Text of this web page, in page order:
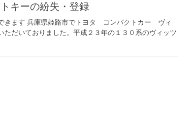
キーの紛失・登録
きます 兵庫県姫路市でトヨタ コンパクトカー ヴィ
だいておりました。平成２３年の１３０系のヴィッツ